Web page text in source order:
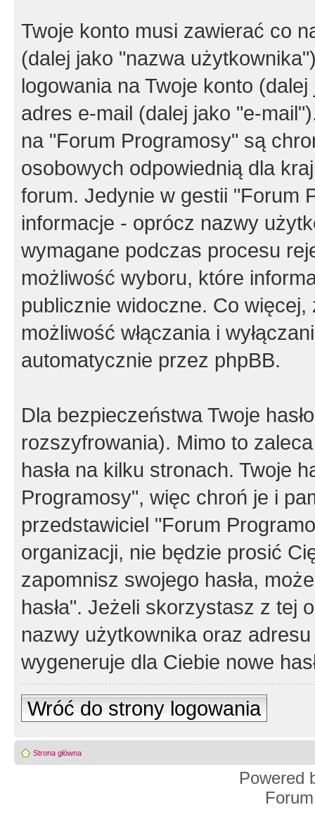
Twoje konto musi zawierać co
(dalej jako "nazwa
logowania na Twoje konto
adres e-mail (dalej jako "e-
na "Forum Programosy" są
osobowych odpowiednią dla
forum. Jedynie w gestii "Forum
informacje - oprócz nazwy
wymagane podczas procesu
możliwość wyboru, które
publicznie widoczne. Co
możliwość włączania i
automatycznie przez phpBB.
Dla bezpieczeństwa Twoje
rozszyfrowania). Mimo to
hasła na kilku stronach. Twoje
Programosy", więc chroń je i
przedstawiciel "Forum
organizacji, nie będzie prosić
zapomnisz swojego hasła,
hasła". Jeżeli skorzystasz z tej
nazwy użytkownika oraz
wygeneruje dla Ciebie nowe
Wróć do strony logowania
Strona główna
Powered